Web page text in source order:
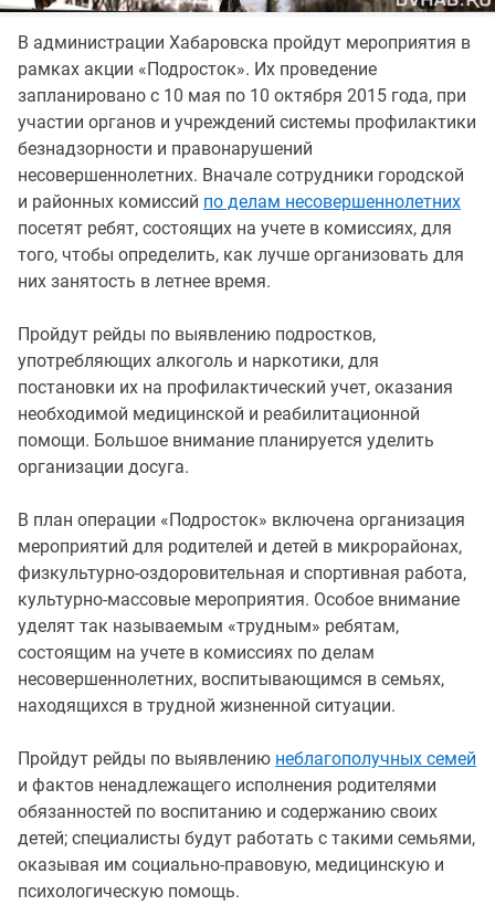
В администрации Хабаровска пройдут мероприятия в
рамках акции «Подросток». Их проведение
запланировано с 10 мая по 10 октября 2015 года, при
участии органов и учреждений системы профилактики
безнадзорности и правонарушений
несовершеннолетних. Вначале сотрудники городской
и районных комиссий по делам несовершеннолетних
посетят ребят, состоящих на учете в комиссиях, для
того, чтобы определить, как лучше организовать для
них занятость в летнее время.
Пройдут рейды по выявлению подростков,
употребляющих алкоголь и наркотики, для
постановки их на профилактический учет, оказания
необходимой медицинской и реабилитационной
помощи. Большое внимание планируется уделить
организации досуга.
В план операции «Подросток» включена организация
мероприятий для родителей и детей в микрорайонах,
физкультурно-оздоровительная и спортивная работа,
культурно-массовые мероприятия. Особое внимание
уделят так называемым «трудным» ребятам,
состоящим на учете в комиссиях по делам
несовершеннолетних, воспитывающимся в семьях,
находящихся в трудной жизненной ситуации.
Пройдут рейды по выявлению неблагополучных семей
и фактов ненадлежащего исполнения родителями
обязанностей по воспитанию и содержанию своих
детей; специалисты будут работать с такими семьями,
оказывая им социально-правовую, медицинскую и
психологическую помощь.